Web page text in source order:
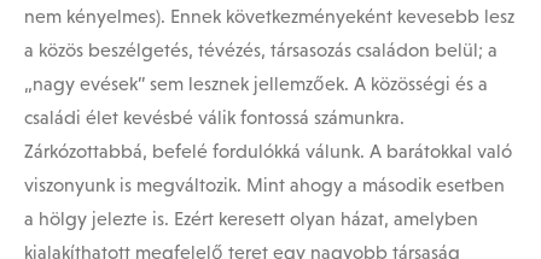
nem kényelmes). Ennek következményeként kevesebb lesz
a közös beszélgetés, tévézés, társasozás családon belül; a
„nagy evések” sem lesznek jellemzőek. A közösségi és a
családi élet kevésbé válik fontossá számunkra.
Zárkózottabbá, befelé fordulókká válunk. A barátokkal való
viszonyunk is megváltozik. Mint ahogy a második esetben
a hölgy jelezte is. Ezért keresett olyan házat, amelyben
kialakíthatott megfelelő teret egy nagyobb társaság